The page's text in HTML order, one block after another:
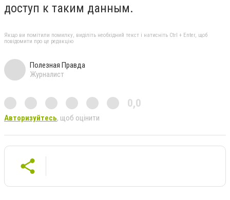
доступ к таким данным.
Якщо ви помітили помилку, виділіть необхідний текст і натисніть Ctrl + Enter, щоб
повідомити про це редакцію
Полезная Правда
Журналист
0,0
Авторизуйтесь, щоб оцінити